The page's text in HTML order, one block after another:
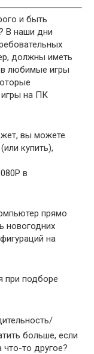
и быть
В наши дни
должны иметь
в любимые игры
на ПК
вы можете
купить),
в
прямо
новогодних
на
при подборе
больше, если
что-то другое?